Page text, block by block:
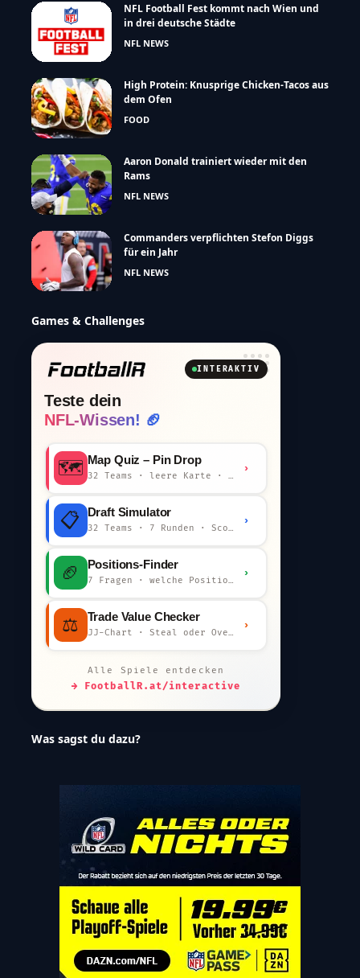
NFL Football Fest kommt nach Wien und
in drei deutsche Städte
NFL NEWS
High Protein: Knusprige Chicken-Tacos aus
dem Ofen
FOOD
Aaron Donald trainiert wieder mit den
Rams
NFL NEWS
Commanders verpflichten Stefon Diggs
für ein Jahr
NFL NEWS
Games & Challenges
INTERAKTIV
Teste dein
NFL-Wissen! 🏈
🗺️ Map Quiz – Pin Drop
32 Teams · leere Karte · km-Wertung
›
📋 Draft Simulator
32 Teams · 7 Runden · Scout-Kommentar
›
🏈 Positions-Finder
7 Fragen · welche Position bist du?
›
⚖️ Trade Value Checker
JJ-Chart · Steal oder Overpay?
›
Alle Spiele entdecken
→ FootballR.at/interactive
Was sagst du dazu?